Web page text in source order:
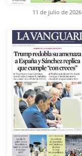
11 de julio de 2026